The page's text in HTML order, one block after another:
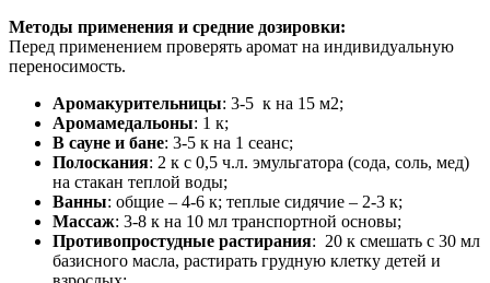
Методы применения и средние дозировки:
Перед применением проверять аромат на индивидуальную
переносимость.
Аромакурительницы: 3-5 к на 15 м2;
Аромамедальоны: 1 к;
В сауне и бане: 3-5 к на 1 сеанс;
Полоскания: 2 к с 0,5 ч.л. эмульгатора (сода, соль, мед)
на стакан теплой воды;
Ванны: общие – 4-6 к; теплые сидячие – 2-3 к;
Массаж: 3-8 к на 10 мл транспортной основы;
Противопростудные растирания: 20 к смешать с 30 мл
базисного масла, растирать грудную клетку детей и